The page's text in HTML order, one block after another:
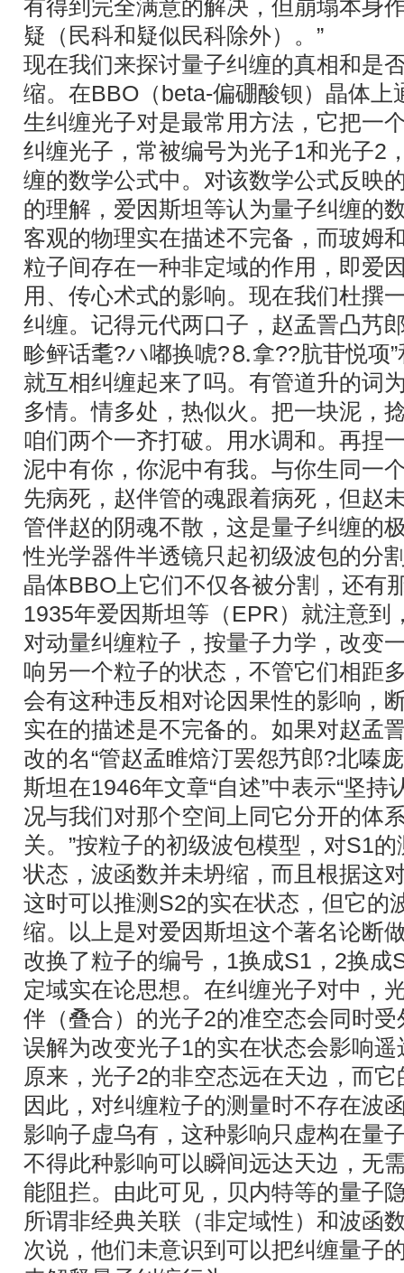
有得到完全满意的解决，但崩塌本身
疑（民科和疑似民科除外）。”
现在我们来探讨量子纠缠的真相和是
缩。在BBO（beta-偏硼酸钡）晶体上
生纠缠光子对是最常用方法，它把一
纠缠光子，常被编号为光子1和光子2
缠的数学公式中。对该数学公式反映
的理解，爱因斯坦等认为量子纠缠的
客观的物理实在描述不完备，而玻姆
粒子间存在一种非定域的作用，即爱
用、传心术式的影响。现在我们杜撰
纠缠。记得元代两口子，赵孟詈凸艿
畛鲆话耄?ハ嘟换唬?⒏拿??肮苷悦项”
就互相纠缠起来了吗。有管道升的词
多情。情多处，热似火。把一块泥，
咱们两个一齐打破。用水调和。再捏
泥中有你，你泥中有我。与你生同一
先病死，赵伴管的魂跟着病死，但赵
管伴赵的阴魂不散，这是量子纠缠的
性光学器件半透镜只起初级波包的分
晶体BBO上它们不仅各被分割，还有
1935年爱因斯坦等（EPR）就注意到
对动量纠缠粒子，按量子力学，改变
响另一个粒子的状态，不管它们相距
会有这种违反相对论因果性的影响，
实在的描述是不完备的。如果对赵孟
改的名“管赵孟睢焙汀罢怨艿郎?北嗪
斯坦在1946年文章“自述”中表示“坚持
况与我们对那个空间上同它分开的体
关。”按粒子的初级波包模型，对S1
状态，波函数并未坍缩，而且根据这
这时可以推测S2的实在状态，但它的
缩。以上是对爱因斯坦这个著名论断
改换了粒子的编号，1换成S1，2换成
定域实在论思想。在纠缠光子对中，
伴（叠合）的光子2的准空态会同时
误解为改变光子1的实在状态会影响
原来，光子2的非空态远在天边，而
因此，对纠缠粒子的测量时不存在波
影响子虚乌有，这种影响只虚构在量
不得此种影响可以瞬间远达天边，无
能阻拦。由此可见，贝内特等的量子
所谓非经典关联（非定域性）和波函
次说，他们未意识到可以把纠缠量子